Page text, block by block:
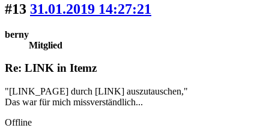
#13 31.01.2019 14:27:21
berny
Mitglied
Re: LINK in Itemz
"[LINK_PAGE] durch [LINK] auszutauschen,"
Das war für mich missverständlich...
Offline